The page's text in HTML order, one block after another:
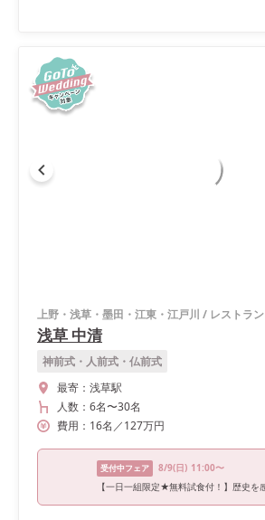
上野・浅草・墨田・江東・江戸川 / レストラン
浅草 中清
神前式・人前式・仏前式
最寄： 浅草駅
人数： 6名〜30名
費用： 16名 ／127万円
受付中フェア 8/9(日) 11:00〜